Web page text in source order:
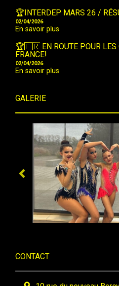
🏆INTERDEP MARS 26 /
02/04/2026
En savoir plus
🏆🇫🇷 EN ROUTE POUR LES
FRANCE!
02/04/2026
En savoir plus
GALERIE
CONTACT